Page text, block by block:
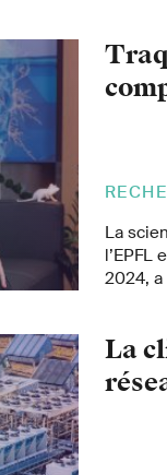
La
l’EPFL
2024,
La